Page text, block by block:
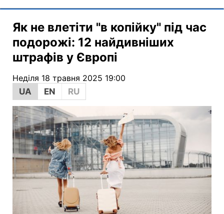
Як не влетіти "в копійку" під час
подорожі: 12 найдивніших
штрафів у Європі
Неділя 18 травня 2025 19:00
UA
EN RU